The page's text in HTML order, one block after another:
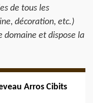
de tous les
décoration, etc.)
domaine et dispose la
Arros Cibits